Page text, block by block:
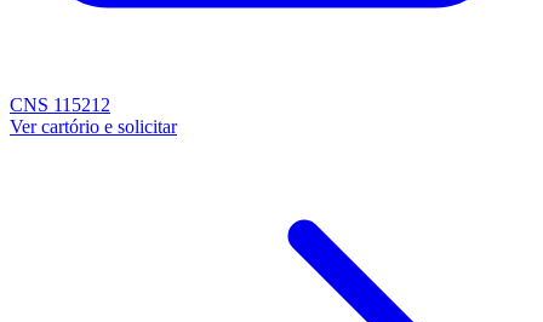
CNS 115212
Ver cartório e solicitar